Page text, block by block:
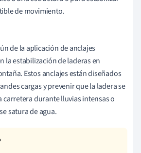
de movimiento.
de la aplicación de anclajes
la estabilización de laderas en
Estos anclajes están diseñados
cargas y prevenir que la ladera se
carretera durante lluvias intensas o
satura de agua.